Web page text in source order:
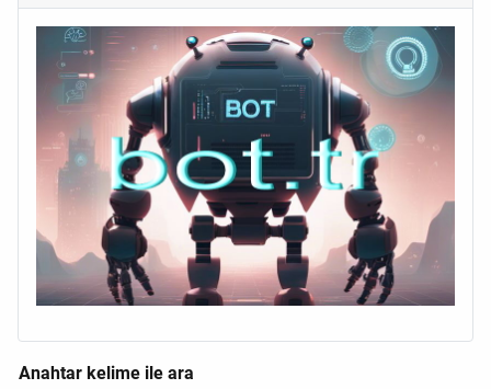
Anahtar kelime ile ara